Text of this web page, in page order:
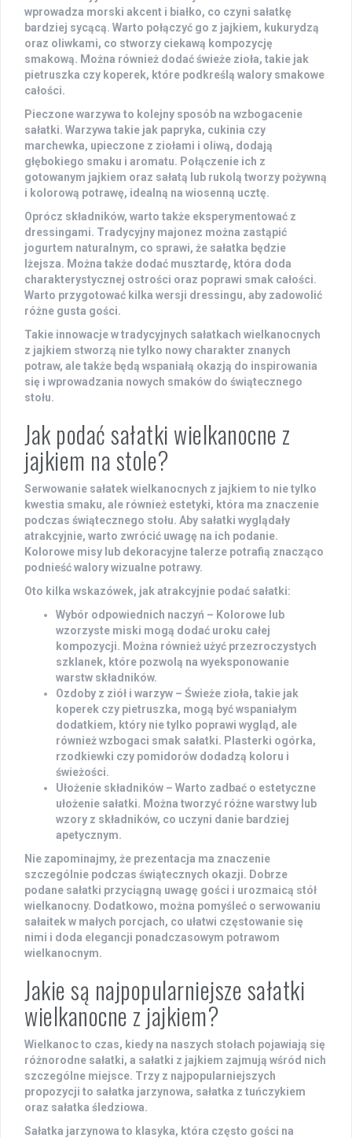
wprowadza morski akcent i białko, co czyni sałatkę
bardziej sycącą. Warto połączyć go z jajkiem, kukurydzą
oraz oliwkami, co stworzy ciekawą kompozycję
smakową. Można również dodać świeże zioła, takie jak
pietruszka czy koperek, które podkreślą walory smakowe
całości.
Pieczone warzywa to kolejny sposób na wzbogacenie
sałatki. Warzywa takie jak papryka, cukinia czy
marchewka, upieczone z ziołami i oliwą, dodają
głębokiego smaku i aromatu. Połączenie ich z
gotowanym jajkiem oraz sałatą lub rukolą tworzy pożywną
i kolorową potrawę, idealną na wiosenną ucztę.
Oprócz składników, warto także eksperymentować z
dressingami. Tradycyjny majonez można zastąpić
jogurtem naturalnym, co sprawi, że sałatka będzie
lżejsza. Można także dodać musztardę, która doda
charakterystycznej ostrości oraz poprawi smak całości.
Warto przygotować kilka wersji dressingu, aby zadowolić
różne gusta gości.
Takie innowacje w tradycyjnych sałatkach wielkanocnych
z jajkiem stworzą nie tylko nowy charakter znanych
potraw, ale także będą wspaniałą okazją do inspirowania
się i wprowadzania nowych smaków do świątecznego
stołu.
Jak podać sałatki wielkanocne z
jajkiem na stole?
Serwowanie sałatek wielkanocnych z jajkiem to nie tylko
kwestia smaku, ale również estetyki, która ma znaczenie
podczas świątecznego stołu. Aby sałatki wyglądały
atrakcyjnie, warto zwrócić uwagę na ich podanie.
Kolorowe misy lub dekoracyjne talerze potrafią znacząco
podnieść walory wizualne potrawy.
Oto kilka wskazówek, jak atrakcyjnie podać sałatki:
Wybór odpowiednich naczyń – Kolorowe lub
wzorzyste miski mogą dodać uroku całej
kompozycji. Można również użyć przezroczystych
szklanek, które pozwolą na wyeksponowanie
warstw składników.
Ozdoby z ziół i warzyw – Świeże zioła, takie jak
koperek czy pietruszka, mogą być wspaniałym
dodatkiem, który nie tylko poprawi wygląd, ale
również wzbogaci smak sałatki. Plasterki ogórka,
rzodkiewki czy pomidorów dodadzą koloru i
świeżości.
Ułożenie składników – Warto zadbać o estetyczne
ułożenie sałatki. Można tworzyć różne warstwy lub
wzory z składników, co uczyni danie bardziej
apetycznym.
Nie zapominajmy, że prezentacja ma znaczenie
szczególnie podczas świątecznych okazji. Dobrze
podane sałatki przyciągną uwagę gości i urozmaicą stół
wielkanocny. Dodatkowo, można pomyśleć o serwowaniu
sałaitek w małych porcjach, co ułatwi częstowanie się
nimi i doda elegancji ponadczasowym potrawom
wielkanocnym.
Jakie są najpopularniejsze sałatki
wielkanocne z jajkiem?
Wielkanoc to czas, kiedy na naszych stołach pojawiają się
różnorodne sałatki, a sałatki z jajkiem zajmują wśród nich
szczególne miejsce. Trzy z najpopularniejszych
propozycji to sałatka jarzynowa, sałatka z tuńczykiem
oraz sałatka śledziowa.
Sałatka jarzynowa to klasyka, która często gości na